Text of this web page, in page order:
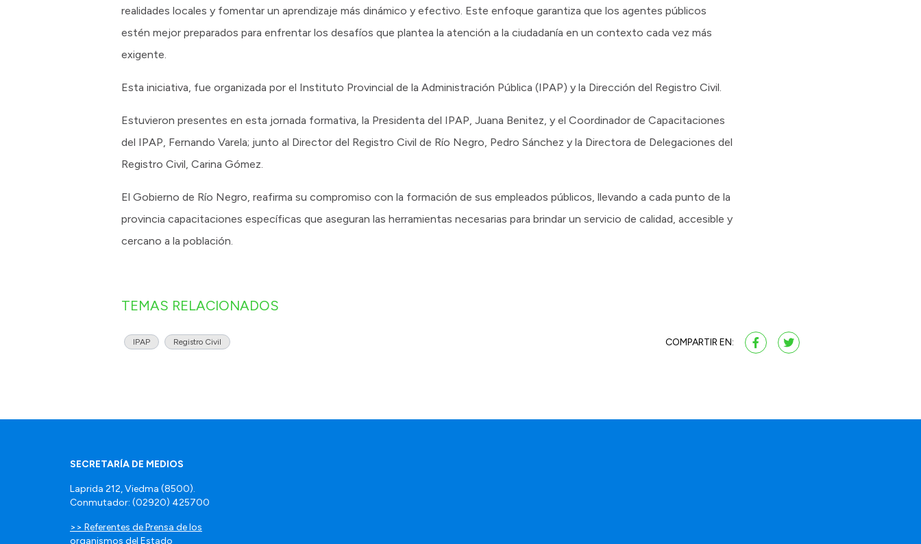
realidades locales y fomentar un aprendizaje más dinámico y efectivo. Este enfoque garantiza que los agentes públicos
estén mejor preparados para enfrentar los desafíos que plantea la atención a la ciudadanía en un contexto cada vez más
exigente.
Esta iniciativa, fue organizada por el Instituto Provincial de la Administración Pública (IPAP) y la Dirección del Registro Civil.
Estuvieron presentes en esta jornada formativa, la Presidenta del IPAP, Juana Benitez, y el Coordinador de Capacitaciones
del IPAP, Fernando Varela; junto al Director del Registro Civil de Río Negro, Pedro Sánchez y la Directora de Delegaciones del
Registro Civil, Carina Gómez.
El Gobierno de Río Negro, reafirma su compromiso con la formación de sus empleados públicos, llevando a cada punto de la
provincia capacitaciones específicas que aseguran las herramientas necesarias para brindar un servicio de calidad, accesible y
cercano a la población.
TEMAS RELACIONADOS
IPAP Registro Civil COMPARTIR EN:
SECRETARÍA DE MEDIOS
Laprida 212, Viedma (8500).
Conmutador: (02920) 425700
>> Referentes de Prensa de los
organismos del Estado